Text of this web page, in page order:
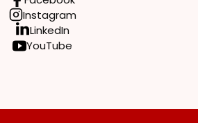
Instagram
LinkedIn
YouTube